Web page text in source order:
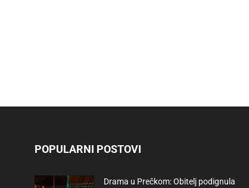
POPULARNI POSTOVI
Drama u Prečkom: Obitelj podignula